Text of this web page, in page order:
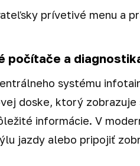
prívetivé menu a
počítače a
systému
doske, ktorý zobrazuje
informácie. V
jazdy alebo pripojiť